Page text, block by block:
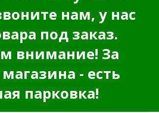
нам, у нас
под заказ.
внимание! За
- есть
парковка!